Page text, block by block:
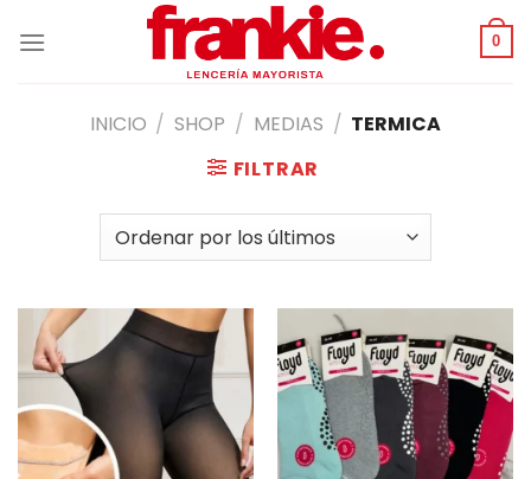
0
INICIO / SHOP / MEDIAS / TERMICA
FILTRAR